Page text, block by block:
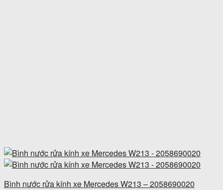
Bình nước rửa kính xe Mercedes W213 – 2058690020